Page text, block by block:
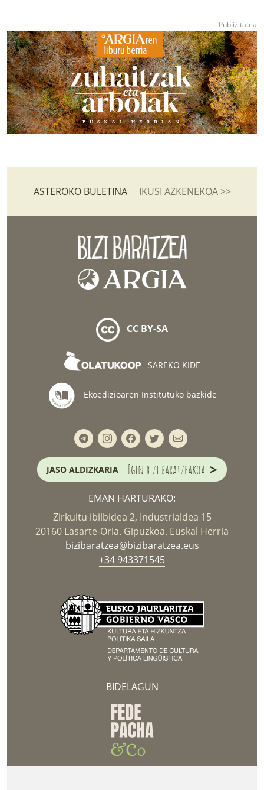
ASTEROKO BULETINA IKUSI AZKENEKOA >>
CC BY-SA
SAREKO KIDE
Ekoedizioaren Institutuko bazkide
JASO ALDIZKARIA Egin bizi baratzeakoa >
EMAN HARTURAKO:
Zirkuitu ibilbidea 2, Industrialdea 15
20160 Lasarte-Oria. Gipuzkoa. Euskal Herria
bizibaratzea@bizibaratzea.eus
+34 943371545
BIDELAGUN